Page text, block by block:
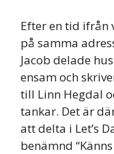
Efter en tid ifrån
på samma
Jacob delade
ensam och
till Linn Hegdal
tankar. Det är
att delta i Let’s
benämnd